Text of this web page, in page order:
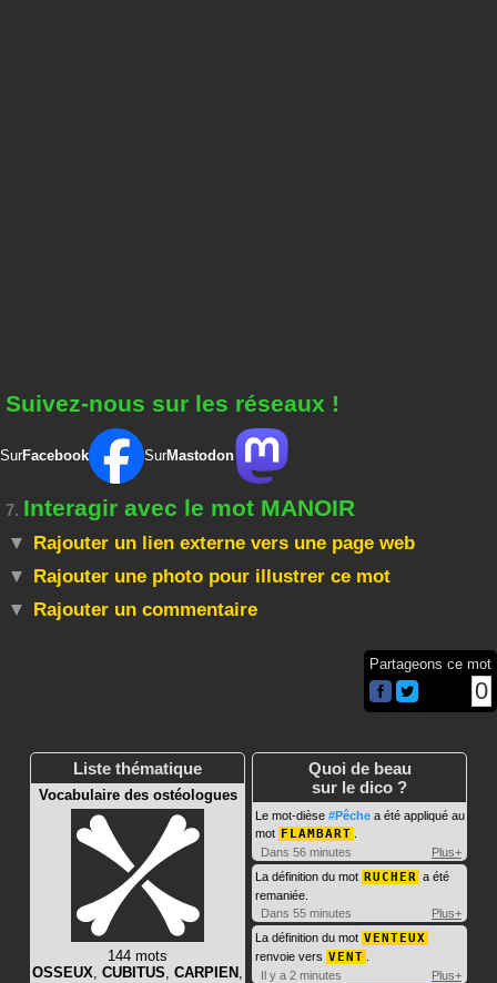
Suivez-nous sur les réseaux !
SurFacebook SurMastodon
7. Interagir avec le mot MANOIR
Rajouter un lien externe vers une page web
Rajouter une photo pour illustrer ce mot
Rajouter un commentaire
Partageons ce mot
0
Liste thématique
Vocabulaire des ostéologues
144 mots
OSSEUX CUBITUS CARPIEN
Quoi de beau
sur le dico ?
Le mot-dièse #Pêche a été appliqué au
mot FLAMBART
Dans 56 minutes
Plus+
La définition du mot RUCHER a été
remaniée.
Dans 55 minutes
Plus+
La définition du mot VENTEUX
renvoie vers VENT
Il y a 2 minutes
Plus+